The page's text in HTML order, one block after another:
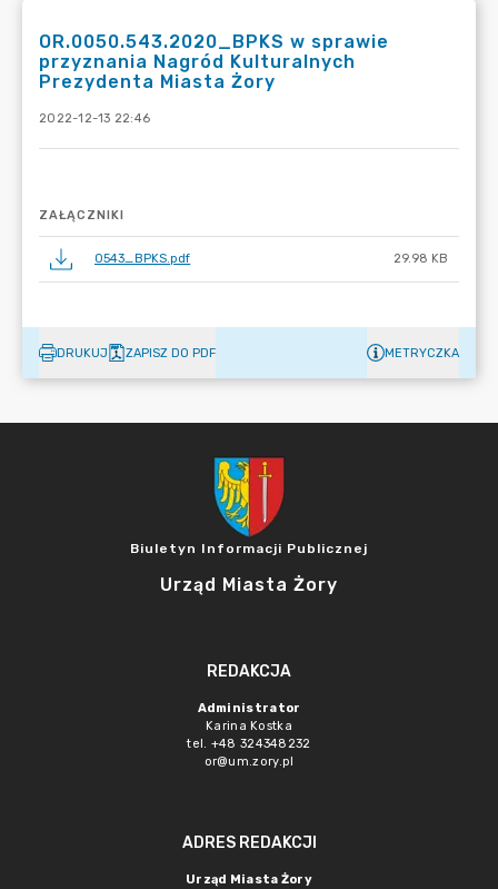
OR.0050.543.2020_BPKS w sprawie
przyznania Nagród Kulturalnych
Prezydenta Miasta Żory
2022-12-13 22:46
ZAŁĄCZNIKI
0543_BPKS.pdf 29.98 KB
DRUKUJ ZAPISZ DO PDF METRYCZKA
Biuletyn Informacji Publicznej
Urząd Miasta Żory
REDAKCJA
Administrator
Karina Kostka
tel. +48 324348232
or@um.zory.pl
ADRES REDAKCJI
Urząd Miasta Żory